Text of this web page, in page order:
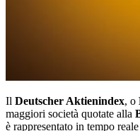
Il Deutscher Aktienindex, o
maggiori società quotate alla
è rappresentato in tempo